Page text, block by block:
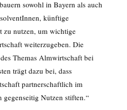
sowohl in Bayern als auch
künftige
zu nutzen, um wichtige
weiterzugeben. Die
Themas Almwirtschaft bei
trägt dazu bei, dass
partnerschaftlich im
Nutzen stiften.“